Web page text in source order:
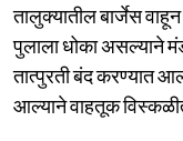
तालुक्यातील बार्जेस
पुलाला धोका असल्याने
तात्पुरती बंद करण्यात
आल्याने वाहतूक